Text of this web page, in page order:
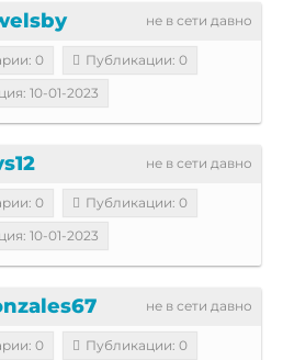
не в сети давно
0
Публикации: 0
10-01-2023
не в сети давно
0
Публикации: 0
10-01-2023
не в сети давно
0
Публикации: 0